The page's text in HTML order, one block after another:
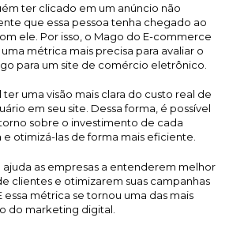
ter clicado em um anúncio não
que essa pessoa tenha chegado ao
ele. Por isso, o Mago do E-commerce
métrica mais precisa para avaliar o
para um site de comércio eletrônico.
ter uma visão mais clara do custo real de
em seu site. Dessa forma, é possível
sobre o investimento de cada
otimizá-las de forma mais eficiente.
ajuda as empresas a entenderem melhor
clientes e otimizarem suas campanhas
métrica se tornou uma das mais
do marketing digital.